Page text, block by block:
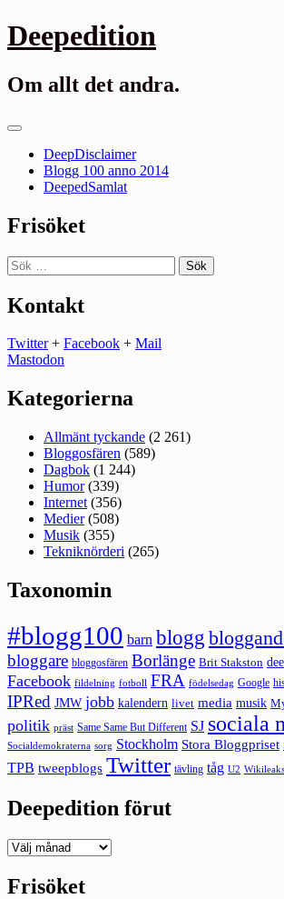
Gå
till
Deepedition
Om allt det andra.
Primär
DeepDisclaimer
Blogg 100 anno 2014
DeepedSamlat
Frisöket
Sök
efter:
Kontakt
Twitter+ Facebook + Mail
Mastodon
Kategorierna
Allmänt tyckande (2 261)
Bloggosfären (589)
Dagbok (1 244)
Humor(339)
Internet (356)
Medier(508)
Musik (355)
Tekniknörderi (265)
Taxonomin
#blogg100 barn blogg
bloggare bloggosfären Borlänge Brit Stakston
Facebook fildelning fotboll FRA födelsedag Google
IPRed JMW jobb kalendern livet media musik
politik präst Same Same But Different SJ sociala
Socialdemokraterna sorg Stockholm Stora Bloggpriset
TPB tweepblogs Twitter tävling tåg U2 Wikileaks
Deepedition förut
Deepedition
Frisöket